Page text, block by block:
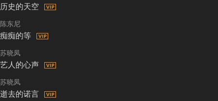
历史的天空
陈东尼
痴痴的等
苏晓凤
艺人的心声
苏晓凤
逝去的诺言